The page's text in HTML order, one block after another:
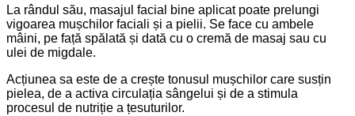
La rândul său, masajul facial bine aplicat poate prelungi
vigoarea mușchilor faciali și a pielii. Se face cu ambele
mâini, pe față spălată și dată cu o cremă de masaj sau cu
ulei de migdale.
Acțiunea sa este de a crește tonusul mușchilor care susțin
pielea, de a activa circulația sângelui și de a stimula
procesul de nutriție a țesuturilor.